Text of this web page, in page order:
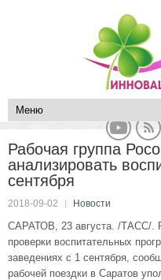
Рабочая группа
анализировать
сентября
2018-09-02 Новости
САРАТОВ, 23 августа. /ТАСС/.
проверки воспитательных
заведениях с 1 сентября,
рабочей поездки в Саратов